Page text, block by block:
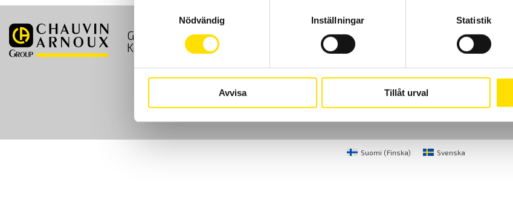
Samtyckesval
Nödvändig
Inställningar Statistik
Avvisa Tillåt urval
GDPR Köpvillkor Cookies
Kontakt
CA Mätsystem AB
183 62 Täby
08-50 52 68 00
Suomi (Finska) Svenska